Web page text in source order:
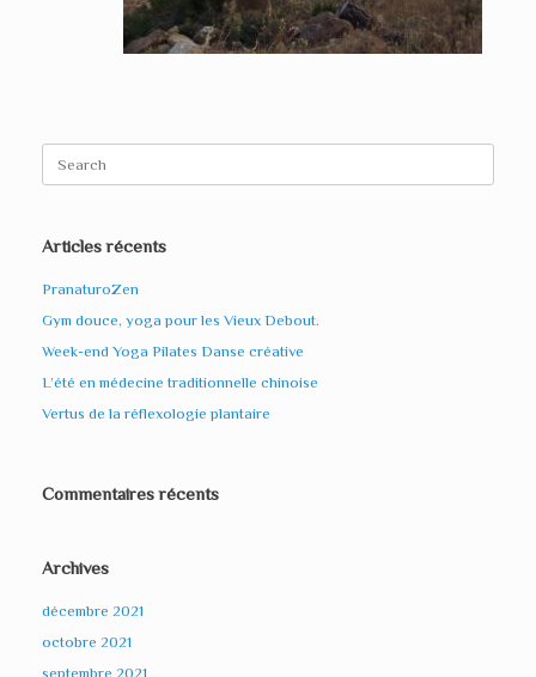
Articles récents
PranaturoZen
Gym douce, yoga pour les Vieux Debout.
Week-end Yoga Pilates Danse créative
L’été en médecine traditionnelle chinoise
Vertus de la réflexologie plantaire
Commentaires récents
Archives
décembre 2021
octobre 2021
septembre 2021